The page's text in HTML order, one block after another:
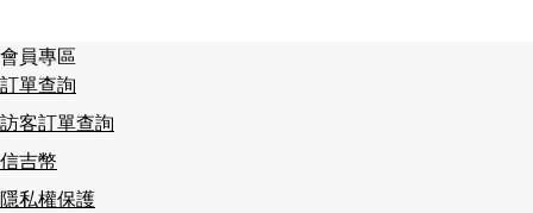
會員專區
訂單查詢
訪客訂單查詢
信吉幣
隱私權保護